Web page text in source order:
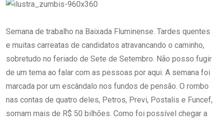
Semana de trabalho na Baixada Fluminense. Tardes quentes
e muitas carreatas de candidatos atravancando o caminho,
sobretudo no feriado de Sete de Setembro. Não posso fugir
de um tema ao falar com as pessoas por aqui. A semana foi
marcada por um escândalo nos fundos de pensão. O rombo
nas contas de quatro deles, Petros, Previ, Postalis e Funcef,
somam mais de R$ 50 bilhões. Como foi possível chegar a